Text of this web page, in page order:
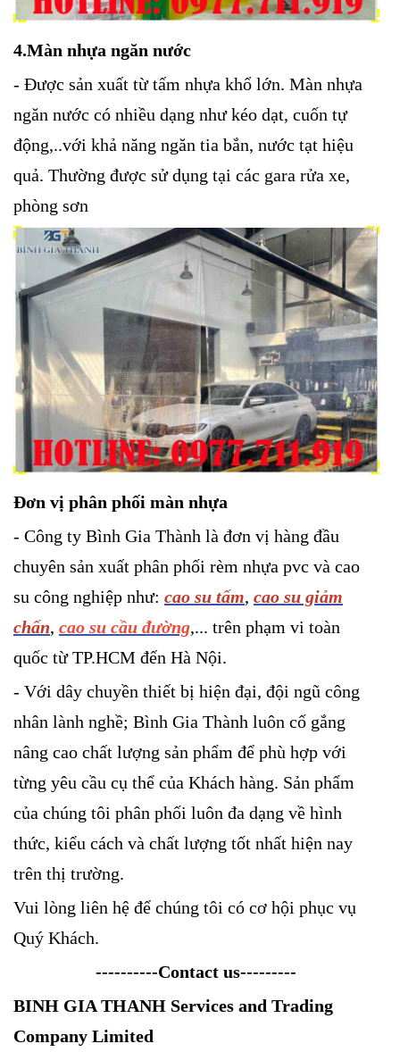
4.Màn nhựa ngăn nước
- Được sản xuất từ tấm nhựa khổ lớn. Màn nhựa
ngăn nước có nhiều dạng như kéo dạt, cuốn tự
động,..với khả năng ngăn tia bắn, nước tạt hiệu
quả. Thường được sử dụng tại các gara rửa xe,
phòng sơn
Đơn vị phân phối màn nhựa
- Công ty Bình Gia Thành là đơn vị hàng đầu
chuyên sản xuất phân phối rèm nhựa pvc và cao
su công nghiệp như: cao su tấm, cao su giảm
chấn, cao su cầu đường,... trên phạm vi toàn
quốc từ TP.HCM đến Hà Nội.
- Với dây chuyền thiết bị hiện đại, đội ngũ công
nhân lành nghề; Bình Gia Thành luôn cố gắng
nâng cao chất lượng sản phẩm để phù hợp với
từng yêu cầu cụ thể của Khách hàng. Sản phẩm
của chúng tôi phân phối luôn đa dạng về hình
thức, kiểu cách và chất lượng tốt nhất hiện nay
trên thị trường.
Vui lòng liên hệ để chúng tôi có cơ hội phục vụ
Quý Khách.
----------Contact us---------
BINH GIA THANH Services and Trading
Company Limited